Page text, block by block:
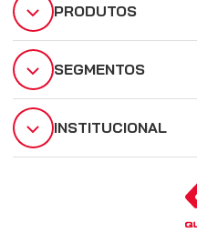
PRODUTOS
SEGMENTOS
INSTITUCIONAL